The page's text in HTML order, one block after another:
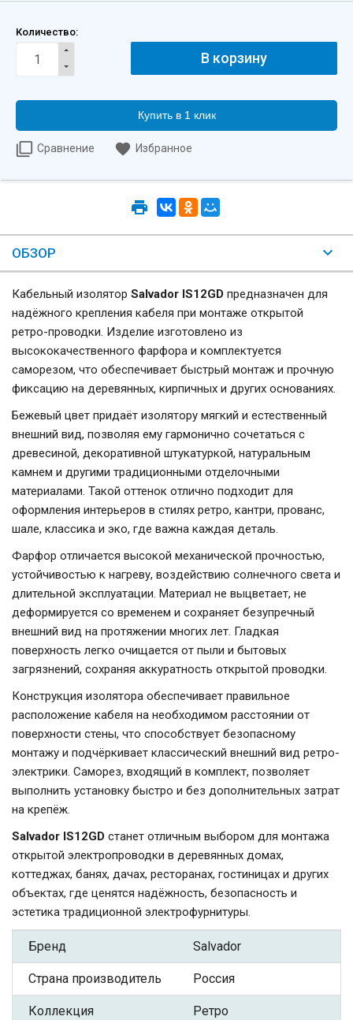
Количество:
Купить в 1 клик
Сравнение Избранное
ОБЗОР
Кабельный изолятор Salvador IS12GD предназначен для
надёжного крепления кабеля при монтаже открытой
ретро-проводки. Изделие изготовлено из
высококачественного фарфора и комплектуется
саморезом, что обеспечивает быстрый монтаж и прочную
фиксацию на деревянных, кирпичных и других основаниях.
Бежевый цвет придаёт изолятору мягкий и естественный
внешний вид, позволяя ему гармонично сочетаться с
древесиной, декоративной штукатуркой, натуральным
камнем и другими традиционными отделочными
материалами. Такой оттенок отлично подходит для
оформления интерьеров в стилях ретро, кантри, прованс,
шале, классика и эко, где важна каждая деталь.
Фарфор отличается высокой механической прочностью,
устойчивостью к нагреву, воздействию солнечного света и
длительной эксплуатации. Материал не выцветает, не
деформируется со временем и сохраняет безупречный
внешний вид на протяжении многих лет. Гладкая
поверхность легко очищается от пыли и бытовых
загрязнений, сохраняя аккуратность открытой проводки.
Конструкция изолятора обеспечивает правильное
расположение кабеля на необходимом расстоянии от
поверхности стены, что способствует безопасному
монтажу и подчёркивает классический внешний вид ретро-
электрики. Саморез, входящий в комплект, позволяет
выполнить установку быстро и без дополнительных затрат
на крепёж.
Salvador IS12GD станет отличным выбором для монтажа
открытой электропроводки в деревянных домах,
коттеджах, банях, дачах, ресторанах, гостиницах и других
объектах, где ценятся надёжность, безопасность и
эстетика традиционной электрофурнитуры.
Бренд Salvador
Страна производитель Россия
Коллекция Ретро